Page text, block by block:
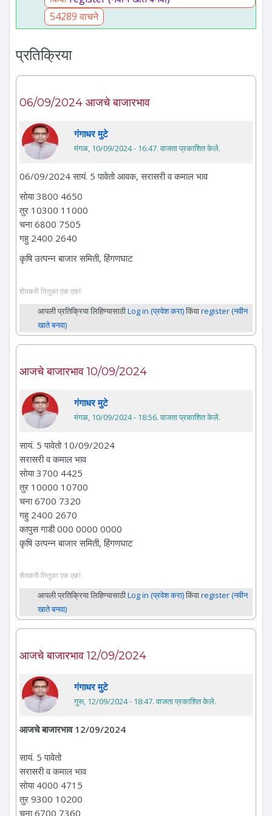
54289 वाचने
प्रतिक्रिया
06/09/2024 आजचे बाजारभाव
गंगाधर मुटे
मंगळ, 10/09/2024 - 16:47. वाजता प्रकाशित केले.
06/09/2024 सायं. 5 पावेतो आवक, सरासरी व कमाल भाव
सोया 3800 4650
तुर 10300 11000
चना 6800 7505
गहु 2400 2640
कृषि उत्पन्न बाजार समिती, हिंगणघाट
शेतकरी तितुका एक एक!
आपली प्रतिक्रिया लिहिण्यासाठीLog in (प्रवेश करा)किंवाregister (नवीन
खाते बनवा)
आजचे बाजारभाव 10/09/2024
गंगाधर मुटे
मंगळ, 10/09/2024 - 18:56. वाजता प्रकाशित केले.
सायं. 5 पावेतो 10/09/2024
सरासरी व कमाल भाव
सोया 3700 4425
तुर 10000 10700
चना 6700 7320
गहु 2400 2670
कापुस गाडी 000 0000 0000
कृषि उत्पन्न बाजार समिती, हिंगणघाट
शेतकरी तितुका एक एक!
आपली प्रतिक्रिया लिहिण्यासाठीLog in (प्रवेश करा)किंवाregister (नवीन
खाते बनवा)
आजचे बाजारभाव 12/09/2024
गंगाधर मुटे
गुरू, 12/09/2024 - 18:47. वाजता प्रकाशित केले.
आजचे बाजारभाव 12/09/2024
सायं. 5 पावेतो
सरासरी व कमाल भाव
सोया 4000 4715
तुर 9300 10200
चना 6700 7360